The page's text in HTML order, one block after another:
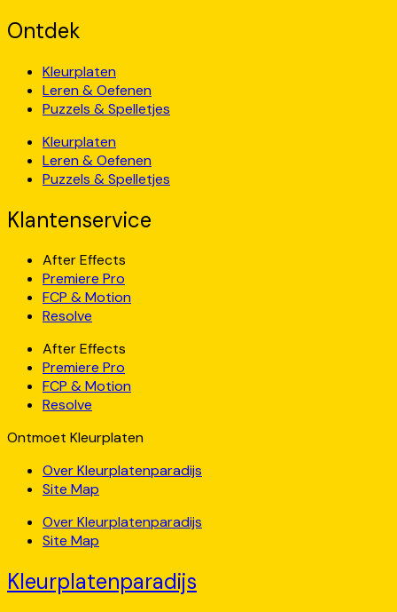
Ontdek
Kleurplaten
Leren & Oefenen
Puzzels & Spelletjes
Kleurplaten
Leren & Oefenen
Puzzels & Spelletjes
Klantenservice
After Effects
Premiere Pro
FCP & Motion
Resolve
After Effects
Premiere Pro
FCP & Motion
Resolve
Ontmoet Kleurplaten
Over Kleurplatenparadijs
Site Map
Over Kleurplatenparadijs
Site Map
Kleurplatenparadijs